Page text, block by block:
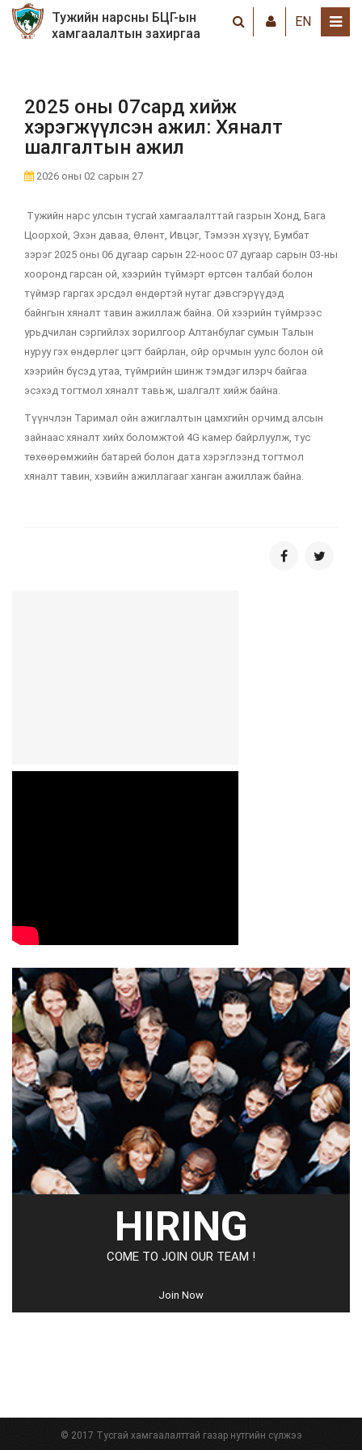
Тужийн нарсны БЦГ-ын
хамгаалалтын захиргаа
EN
2025 оны 07сард хийж
хэрэгжүүлсэн ажил: Хяналт
шалгалтын ажил
2026 оны 02 сарын 27
Тужийн нарс улсын тусгай хамгаалалттай газрын Хонд, Бага
Цоорхой, Эхэн даваа, Өлөнт, Ивцэг, Тэмээн хүзүү, Бумбат
зэрэг 2025 оны 06 дугаар сарын 22-ноос 07 дугаар сарын 03-ны
хооронд гарсан ой, хээрийн түймэрт өртсөн талбай болон
түймэр гаргах эрсдэл өндөртэй нутаг дэвсгэрүүдэд
байнгын хяналт тавин ажиллаж байна. Ой хээрийн түймрээс
урьдчилан сэргийлэх зорилгоор Алтанбулаг сумын Талын
нуруу гэх өндөрлөг цэгт байрлан, ойр орчмын уулс болон ой
хээрийн бүсэд утаа, түймрийн шинж тэмдэг илэрч байгаа
эсэхэд тогтмол хяналт тавьж, шалгалт хийж байна.
Түүнчлэн Таримал ойн ажиглалтын цамхгийн орчимд алсын
зайнаас хяналт хийх боломжтой 4G камер байрлуулж, тус
төхөөрөмжийн батарей болон дата хэрэглээнд тогтмол
хяналт тавин, хэвийн ажиллагааг ханган ажиллаж байна.
HIRING
COME TO JOIN OUR TEAM !
Join Now
© 2017 Тусгай хамгаалалттай газар нутгийн сүлжээ